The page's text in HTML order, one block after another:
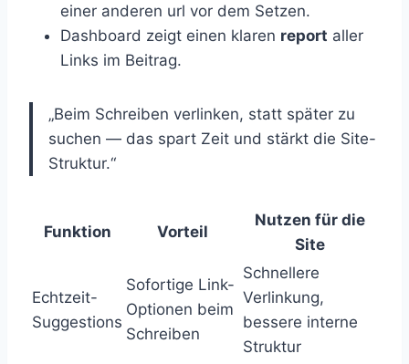
einer anderen url vor dem Setzen.
Dashboard zeigt einen klaren report aller
Links im Beitrag.
„Beim Schreiben verlinken, statt später zu
suchen — das spart Zeit und stärkt die Site-
Struktur.“
Funktion Vorteil
Nutzen für die
Site
Echtzeit-
Suggestions
Sofortige Link-
Optionen beim
Schreiben
Schnellere
Verlinkung,
bessere interne
Struktur